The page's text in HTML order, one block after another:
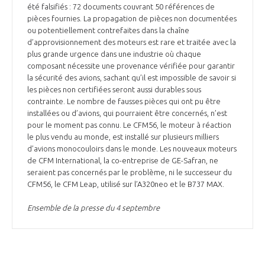
été falsifiés : 72 documents couvrant 50 références de
pièces fournies. La propagation de pièces non documentées
ou potentiellement contrefaites dans la chaîne
d’approvisionnement des moteurs est rare et traitée avec la
plus grande urgence dans une industrie où chaque
composant nécessite une provenance vérifiée pour garantir
la sécurité des avions, sachant qu’il est impossible de savoir si
les pièces non certifiées seront aussi durables sous
contrainte. Le nombre de fausses pièces qui ont pu être
installées ou d’avions, qui pourraient être concernés, n’est
pour le moment pas connu. Le CFM56, le moteur à réaction
le plus vendu au monde, est installé sur plusieurs milliers
d’avions monocouloirs dans le monde. Les nouveaux moteurs
de CFM International, la co-entreprise de GE-Safran, ne
seraient pas concernés par le problème, ni le successeur du
CFM56, le CFM Leap, utilisé sur l’A320neo et le B737 MAX.
Ensemble de la presse du 4 septembre